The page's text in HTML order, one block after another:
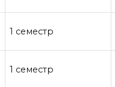
1 семестр
1 семестр